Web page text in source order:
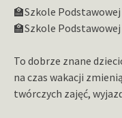
🏫Szkole
🏫Szkole
To dobrze znane
na czas wakacji
twórczych zajęć,